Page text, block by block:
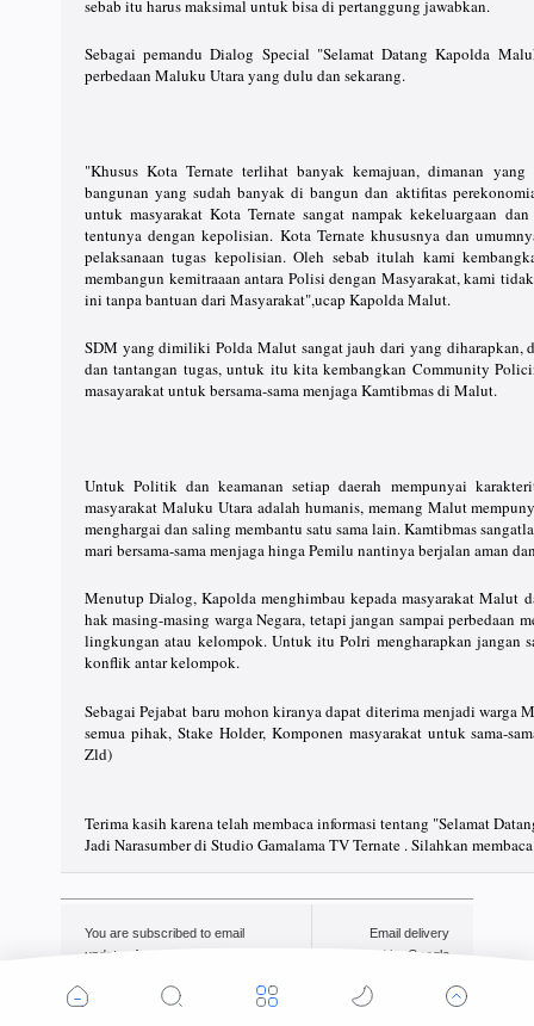
sebab itu harus maksimal untuk bisa di pertanggung jawabkan.
Sebagai pemandu Dialog Special "Selamat Datang Kapolda
perbedaan Maluku Utara yang dulu dan sekarang.
"Khusus Kota Ternate terlihat banyak kemajuan, dimanan
bangunan yang sudah banyak di bangun dan aktifitas
untuk masyarakat Kota Ternate sangat nampak kekeluargaan
tentunya dengan kepolisian. Kota Ternate khususnya dan
pelaksanaan tugas kepolisian. Oleh sebab itulah kami
membangun kemitraaan antara Polisi dengan Masyarakat, kami
ini tanpa bantuan dari Masyarakat",ucap Kapolda Malut.
SDM yang dimiliki Polda Malut sangat jauh dari yang diharapkan,
dan tantangan tugas, untuk itu kita kembangkan Community
masayarakat untuk bersama-sama menjaga Kamtibmas di Malut.
Untuk Politik dan keamanan setiap daerah mempunyai
masyarakat Maluku Utara adalah humanis, memang Malut
menghargai dan saling membantu satu sama lain. Kamtibmas
mari bersama-sama menjaga hinga Pemilu nantinya berjalan aman
Menutup Dialog, Kapolda menghimbau kepada masyarakat
hak masing-masing warga Negara, tetapi jangan sampai perbedaan
lingkungan atau kelompok. Untuk itu Polri mengharapkan jangan
konflik antar kelompok.
Sebagai Pejabat baru mohon kiranya dapat diterima menjadi warga
semua pihak, Stake Holder, Komponen masyarakat untuk sama-
Zld)
Terima kasih karena telah membaca informasi tentang "Selamat
Jadi Narasumber di Studio Gamalama TV Ternate . Silahkan
You are subscribed to email
updates from
you may
unsubscribe now
Email delivery
powered by Google